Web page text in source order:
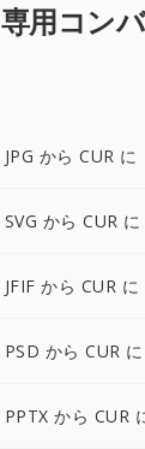
専用コン
JPG から CUR に
SVG から CUR に
JFIF から CUR に
PSD から CUR に
PPTX から CUR